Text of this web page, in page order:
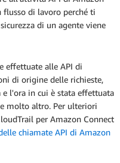
flusso di lavoro perché ti
di un agente viene
effettuate alle API di
di origine delle richieste,
l'ora in cui è stata effettuata
molto altro. Per ulteriori
per Amazon Connect
chiamate API di Amazon